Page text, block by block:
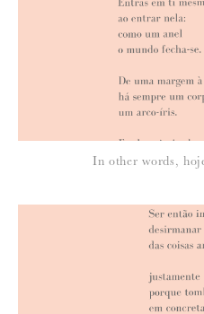
Para saber como tratamos e
In other words,